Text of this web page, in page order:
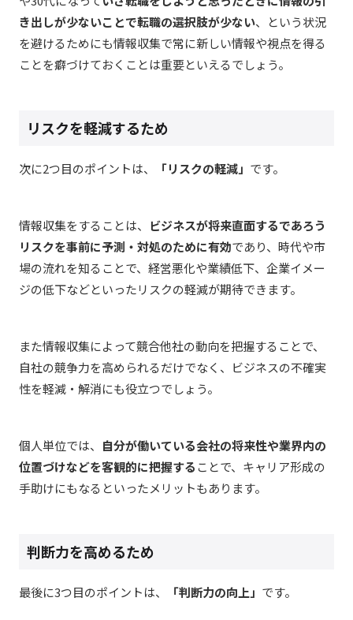
き出しが少ないことで転職の選択肢が少ない、という状況
を避けるためにも情報収集で常に新しい情報や視点を得る
ことを癖づけておくことは重要といえるでしょう。
リスクを軽減するため
次に2つ目のポイントは、 「リスクの軽減」 です。
情報収集をすることは、 ビジネスが将来直面するであろう
リスクを事前に予測・対処のために有効であり、時代や市
場の流れを知ることで、 経営悪化や業績低下、企業イメー
ジの低下などといったリスクの軽減が期待できます。
また情報収集によって競合他社の動向を把握することで、
自社の競争力を高められるだけでなく、ビジネスの不確実
性を軽減・解消にも役立つでしょう。
個人単位では、 自分が働いている会社の将来性や業界内の
位置づけなどを客観的に把握することで、キャリア形成の
手助けにもなるといったメリットもあります。
判断力を高めるため
最後に3つ目のポイントは、 「判断力の向上」 です。